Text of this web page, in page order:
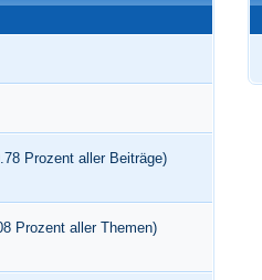
Prozent aller Beiträge)
Prozent aller Themen)